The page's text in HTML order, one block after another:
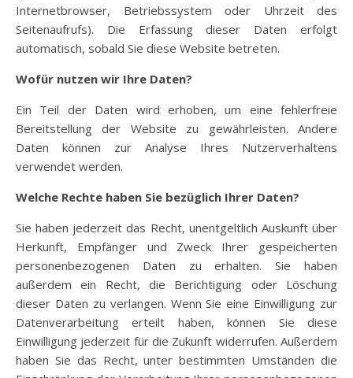
Internetbrowser, Betriebssystem oder Uhrzeit des
Seitenaufrufs). Die Erfassung dieser Daten erfolgt
automatisch, sobald Sie diese Website betreten.
Wofür nutzen wir Ihre Daten?
Ein Teil der Daten wird erhoben, um eine fehlerfreie
Bereitstellung der Website zu gewährleisten. Andere
Daten können zur Analyse Ihres Nutzerverhaltens
verwendet werden.
Welche Rechte haben Sie bezüglich Ihrer Daten?
Sie haben jederzeit das Recht, unentgeltlich Auskunft über
Herkunft, Empfänger und Zweck Ihrer gespeicherten
personenbezogenen Daten zu erhalten. Sie haben
außerdem ein Recht, die Berichtigung oder Löschung
dieser Daten zu verlangen. Wenn Sie eine Einwilligung zur
Datenverarbeitung erteilt haben, können Sie diese
Einwilligung jederzeit für die Zukunft widerrufen. Außerdem
haben Sie das Recht, unter bestimmten Umständen die